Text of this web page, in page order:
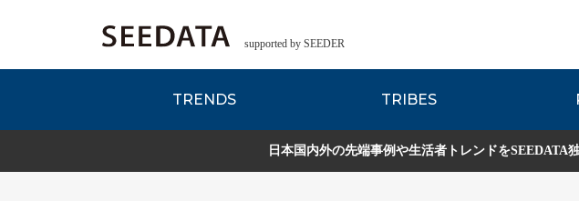
supported by SEEDER
TRENDS TRIBES
EDITORIAL REPORT Zsレポート 流通レポート
各種データのご紹介
日本国内外の先端事例や生活者トレンドをSEEDATA